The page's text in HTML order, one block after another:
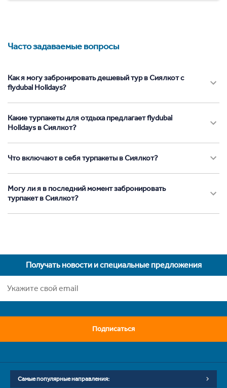
Часто задаваемые вопросы
Как я могу забронировать дешевый тур в Сиялкот с
flydubai Holidays?
Какие турпакеты для отдыха предлагает flydubai
Holidays в Сиялкот?
Что включают в себя турпакеты в Сиялкот?
Могу ли я в последний момент забронировать
турпакет в Сиялкот?
Получать новости и специальные предложения
Подписаться
Самые популярные направления: